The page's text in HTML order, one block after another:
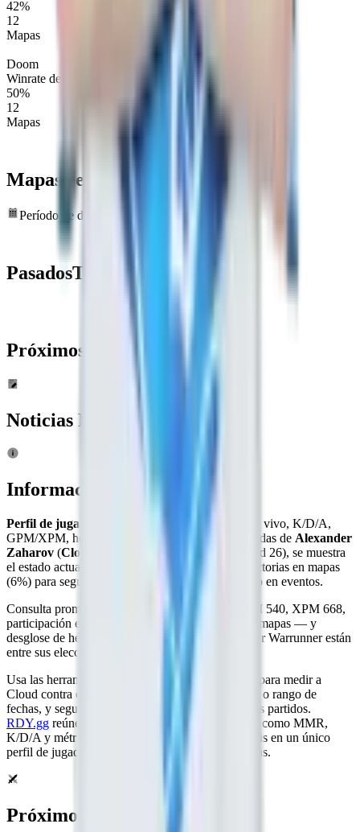
42%
12
Mapas
Doom
Winrate de Mapa
50%
12
Mapas
Mapas recientes
Período de datos: últimos 6 meses
PasadosTorneos
Próximos
Noticias Relacionadas
Información
Perfil de jugador de Dota 2 de Cloud
: MMR en vivo, K/D/A,
GPM/XPM, héroes más usados e historial de partidas de Alexander
Zaharov (Cloud
(edad 26), se muestra
el estado actual de torneo de Cloud y la tasa de victorias en mapas
(6%) para seguir su rendimiento reciente e impacto en eventos.
Consulta promedios detallados — KDA 6.3, GPM 540, XPM 668,
participación en asesinatos 64% a lo largo de 208 mapas — y
desglose de héroes donde Pangolier, Mars, Centaur Warrunner están
entre sus elecciones principales.
Usa las herramientas de comparación de
para medir a
Cloud contra otros profesionales, filtrar por torneo o rango de
fechas, y seguir actualizaciones en vivo durante los partidos.
RDY.gg reúne las mejores
como MMR,
K/D/A y métricas de héroes para scouting y análisis en un único
perfil de jugador con búsqueda para fans y analistas.
Próximos partidos